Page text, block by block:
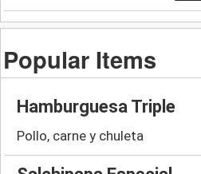
Popular Items
Hamburguesa Triple
Pollo, carne y chuleta